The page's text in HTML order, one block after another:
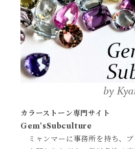
カラーストーン専門サイト
Gem‘sSubculture
ミャンマーに事務所を持ち、